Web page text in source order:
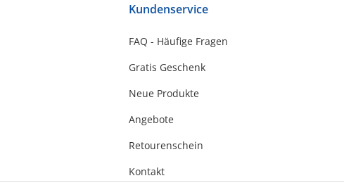
Kundenservice
FAQ - Häufige Fragen
Gratis Geschenk
Neue Produkte
Angebote
Retourenschein
Kontakt